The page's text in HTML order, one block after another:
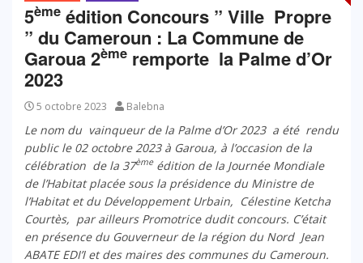
5ème édition Concours ” Ville Propre
” du Cameroun : La Commune de
Garoua 2ème remporte la Palme d’Or
2023
5 octobre 2023 Balebna
Le nom du vainqueur de la Palme d’Or 2023 a été rendu
public le 02 octobre 2023 à Garoua, à l’occasion de la
célébration de la 37èmeédition de la Journée Mondiale
de l’Habitat placée sous la présidence du Ministre de
l’Habitat et du Développement Urbain, Célestine Ketcha
Courtès, par ailleurs Promotrice dudit concours. C’était
en présence du Gouverneur de la région du Nord Jean
ABATE EDI’I et des maires des communes du Cameroun.